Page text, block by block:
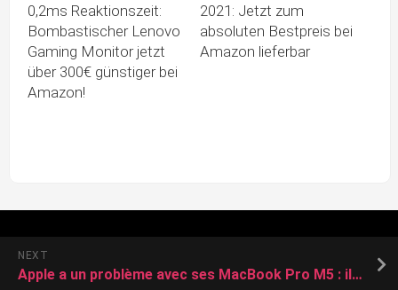
0,2ms Reaktionszeit:
Bombastischer Lenovo
Gaming Monitor jetzt
über 300€ günstiger bei
Amazon!
2021: Jetzt zum
absoluten Bestpreis bei
Amazon lieferbar
NEXT
Apple a un problème avec ses MacBook Pro M5 : ils surchauffent beaucoup trop